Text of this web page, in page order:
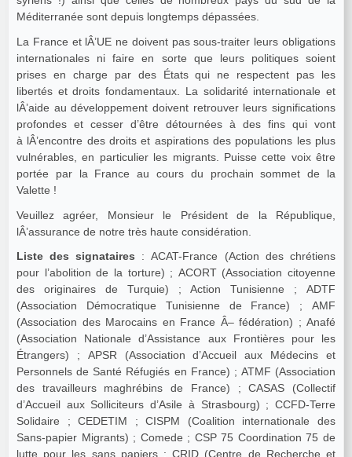
Méditerranée sont depuis longtemps dépassées.
La France et lÂ’UE ne doivent pas sous-traiter leurs obligations
internationales ni faire en sorte que leurs politiques soient
prises en charge par des États qui ne respectent pas les
libertés et droits fondamentaux. La solidarité internationale et
lÂ’aide au développement doivent retrouver leurs significations
profondes et cesser d’être détournées à des fins qui vont
à lÂ’encontre des droits et aspirations des populations les plus
vulnérables, en particulier les migrants. Puisse cette voix être
portée par la France au cours du prochain sommet de la
Valette !
Veuillez agréer, Monsieur le Président de la République,
lÂ’assurance de notre très haute considération.
Liste des signataires : ACAT-France (Action des chrétiens
pour l’abolition de la torture) ; ACORT (Association citoyenne
des originaires de Turquie) ; Action Tunisienne ; ADTF
(Association Démocratique Tunisienne de France) ; AMF
(Association des Marocains en France Â– fédération) ; Anafé
(Association Nationale d’Assistance aux Frontières pour les
Étrangers) ; APSR (Association d’Accueil aux Médecins et
Personnels de Santé Réfugiés en France) ; ATMF (Association
des travailleurs maghrébins de France) ; CASAS (Collectif
d’Accueil aux Solliciteurs d’Asile à Strasbourg) ; CCFD-Terre
Solidaire ; CEDETIM ; CISPM (Coalition internationale des
Sans-papier Migrants) ; Comede ; CSP 75 Coordination 75 de
lutte pour les sans papiers ; CRID (Centre de Recherche et